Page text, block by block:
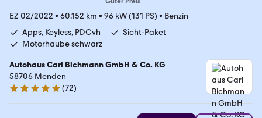
EZ 02/2022 • 60.152 km • 96 kW (131 PS) • Benzin
Apps, Keyless, PDCvh
Sicht-Paket
Motorhaube schwarz
Autohaus Carl Bichmann GmbH & Co. KG
58706 Menden
5 Sterne
(72)